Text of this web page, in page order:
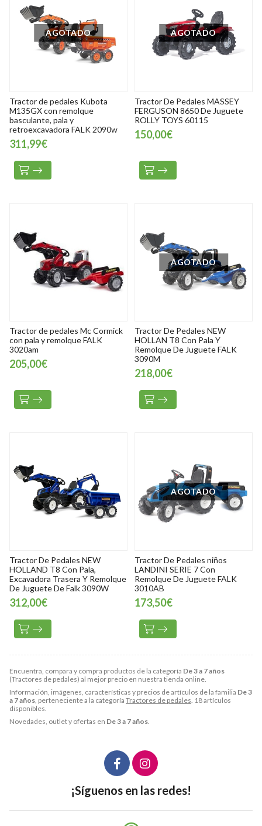
Encuentra, compara y compra productos de la categoría De 3 a 7 años
(Tractores de pedales) al mejor precio en nuestra tienda online.
Información, imágenes, características y precios de artículos de la familia De 3
a 7 años, perteneciente a la categoría Tractores de pedales. 18 artículos
disponibles.
Novedades, outlet y ofertas en De 3 a 7 años.
AGOTADO
Tractor de pedales Kubota
M135GX con remolque
basculante, pala y
retroexcavadora FALK 2090w
311,99€
AGOTADO
Tractor De Pedales MASSEY
FERGUSON 8650 De Juguete
ROLLY TOYS 60115
150,00€
Tractor de pedales Mc Cormick
con pala y remolque FALK
3020am
205,00€
AGOTADO
Tractor De Pedales NEW
HOLLAN T8 Con Pala Y
Remolque De Juguete FALK
3090M
218,00€
Tractor De Pedales NEW
HOLLAND T8 Con Pala,
Excavadora Trasera Y Remolque
De Juguete De Falk 3090W
312,00€
AGOTADO
Tractor De Pedales niños
LANDINI SERIE 7 Con
Remolque De Juguete FALK
3010AB
173,50€
¡Síguenos en las redes!